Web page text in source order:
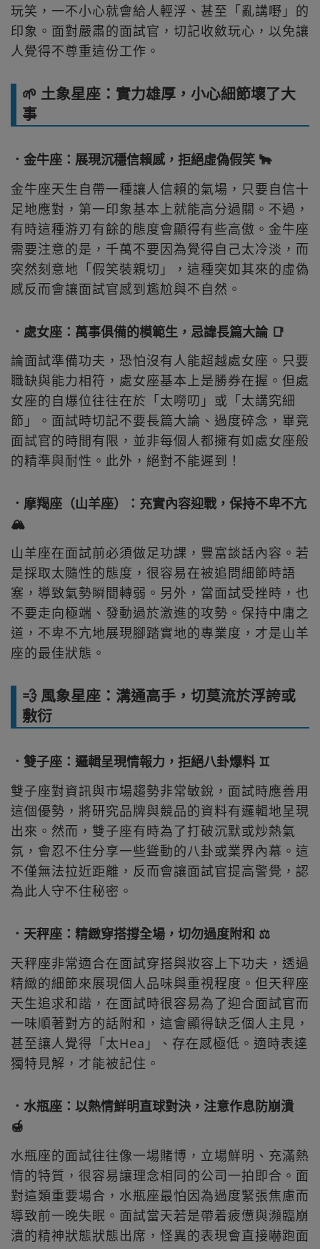
玩笑，一不小心就會給人輕浮、甚至「亂講嘢」的
印象。面對嚴肅的面試官，切記收斂玩心，以免讓
人覺得不尊重這份工作。
🌱 土象星座：實力雄厚，小心細節壞了大
事
．金牛座：展現沉穩信賴感，拒絕虛偽假笑 🐂
金牛座天生自帶一種讓人信賴的氣場，只要自信十
足地應對，第一印象基本上就能高分過關。不過，
有時這種游刃有餘的態度會顯得有些高傲。金牛座
需要注意的是，千萬不要因為覺得自己太冷淡，而
突然刻意地「假笑裝親切」，這種突如其來的虛偽
感反而會讓面試官感到尷尬與不自然。
．處女座：萬事俱備的模範生，忌諱長篇大論 📑
論面試準備功夫，恐怕沒有人能超越處女座。只要
職缺與能力相符，處女座基本上是勝券在握。但處
女座的自爆位往往在於「太嘮叨」或「太講究細
節」。面試時切記不要長篇大論、過度碎念，畢竟
面試官的時間有限，並非每個人都擁有如處女座般
的精準與耐性。此外，絕對不能遲到！
．摩羯座（山羊座）：充實內容迎戰，保持不卑不亢
🏔️
山羊座在面試前必須做足功課，豐富談話內容。若
是採取太隨性的態度，很容易在被追問細節時語
塞，導致氣勢瞬間轉弱。另外，當面試受挫時，也
不要走向極端、發動過於激進的攻勢。保持中庸之
道，不卑不亢地展現腳踏實地的專業度，才是山羊
座的最佳狀態。
💨 風象星座：溝通高手，切莫流於浮誇或
敷衍
．雙子座：邏輯呈現情報力，拒絕八卦爆料 ♊
雙子座對資訊與市場趨勢非常敏銳，面試時應善用
這個優勢，將研究品牌與競品的資料有邏輯地呈現
出來。然而，雙子座有時為了打破沉默或炒熱氣
氛，會忍不住分享一些聳動的八卦或業界內幕。這
不僅無法拉近距離，反而會讓面試官提高警覺，認
為此人守不住秘密。
．天秤座：精緻穿搭撐全場，切勿過度附和 ⚖️
天秤座非常適合在面試穿搭與妝容上下功夫，透過
精緻的細節來展現個人品味與重視程度。但天秤座
天生追求和諧，在面試時很容易為了迎合面試官而
一味順著對方的話附和，這會顯得缺乏個人主見，
甚至讓人覺得「太Hea」、存在感極低。適時表達
獨特見解，才能被記住。
．水瓶座：以熱情鮮明直球對決，注意作息防崩潰
🍯
水瓶座的面試往往像一場賭博，立場鮮明、充滿熱
情的特質，很容易讓理念相同的公司一拍即合。面
對這類重要場合，水瓶座最怕因為過度緊張焦慮而
導致前一晚失眠。面試當天若是帶着疲憊與瀕臨崩
潰的精神狀態狀態出席，怪異的表現會直接嚇跑面